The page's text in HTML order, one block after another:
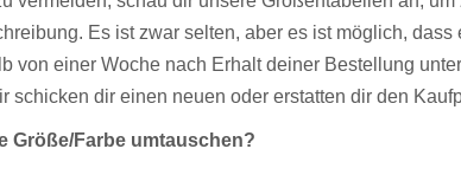
Es ist zwar selten, aber es ist möglich,
von einer Woche nach Erhalt deiner Bestellung
schicken dir einen neuen oder erstatten dir den
Größe/Farbe umtauschen?